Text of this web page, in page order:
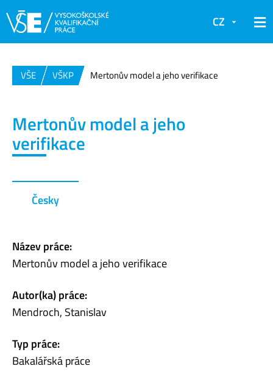
CZ
VŠE VŠKP Mertonův model a jeho verifikace
Mertonův model a jeho
verifikace
Česky
Název práce:
Mertonův model a jeho verifikace
Autor(ka) práce:
Mendroch, Stanislav
Typ práce:
Bakalářská práce